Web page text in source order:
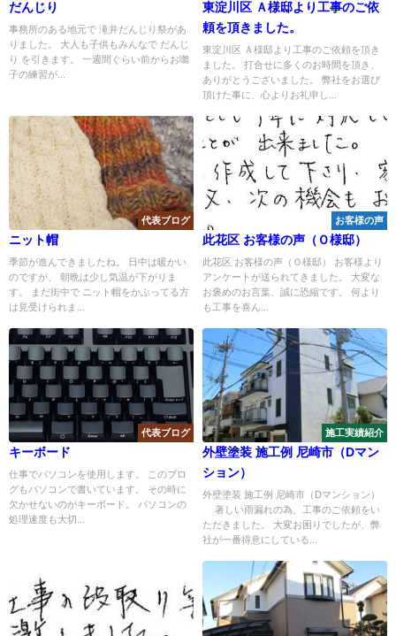
だんじり
事務所のある地元で 滝井だんじり祭があ
りました。 大人も子供もみんなで だんじ
り を引きます。 一週間ぐらい前からお囃
子の練習が...
東淀川区 Ａ様邸より工事のご依
頼を頂きました。
東淀川区 Ａ様邸より工事のご依頼を頂き
ました。 打合せに多くのお時間を頂き、
ありがとうございました。 弊社をお選び
頂けた事に、心よりお礼申し...
代表ブログ
ニット帽
季節が進んできましたね。 日中は暖かい
のですが、 朝晩は少し気温が下がりま
す。 まだ街中で ニット帽をかぶってる方
は見受けられま...
お客様の声
此花区 お客様の声（Ｏ様邸）
此花区 お客様の声（Ｏ様邸） お客様より
アンケートが送られてきました。 大変な
お褒めのお言葉、誠に恐縮です。 何より
も工事を喜ん...
代表ブログ
キーボード
仕事でパソコンを使用します。 このブロ
グもパソコンで書いています。 その時に
欠かせないのがキーボード。 パソコンの
処理速度も大切...
施工実績紹介
外壁塗装 施工例 尼崎市（Dマン
ション）
外壁塗装 施工例 尼崎市（Dマンション）
著しい雨漏れの為、工事のご依頼をい
ただきました。 大変お困りでしたが、弊
社が一番得意にしている...